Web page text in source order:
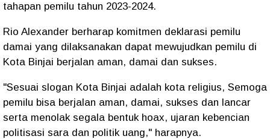
tahapan pemilu tahun 2023-2024.
Rio Alexander berharap komitmen deklarasi pemilu
damai yang dilaksanakan dapat mewujudkan pemilu di
Kota Binjai berjalan aman, damai dan sukses.
"Sesuai slogan Kota Binjai adalah kota religius, Semoga
pemilu bisa berjalan aman, damai, sukses dan lancar
serta menolak segala bentuk hoax, ujaran kebencian
politisasi sara dan politik uang," harapnya.